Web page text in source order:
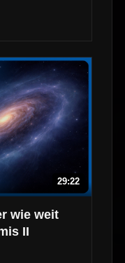
29:22
wie weit
II